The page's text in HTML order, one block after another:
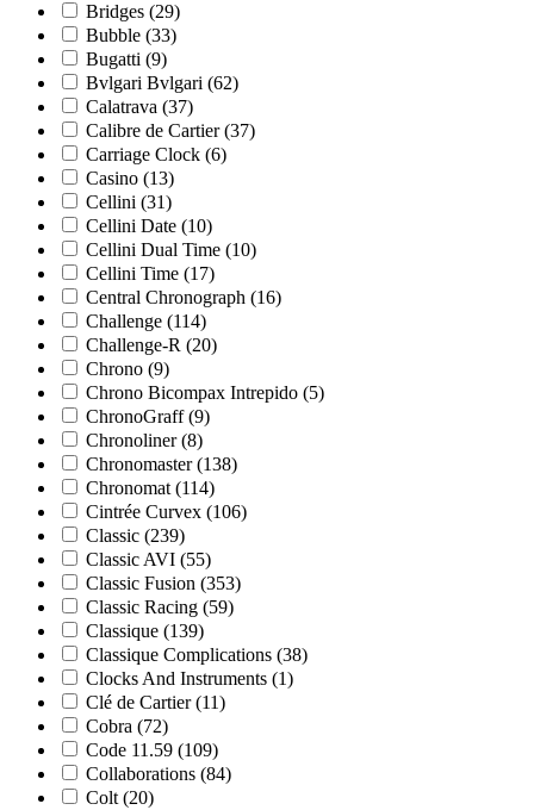
Bridges (29)
Bubble (33)
Bugatti (9)
Bvlgari Bvlgari (62)
Calatrava (37)
Calibre de Cartier (37)
Carriage Clock (6)
Casino (13)
Cellini (31)
Cellini Date (10)
Cellini Dual Time (10)
Cellini Time (17)
Central Chronograph (16)
Challenge (114)
Challenge-R (20)
Chrono (9)
Chrono Bicompax Intrepido (5)
ChronoGraff (9)
Chronoliner (8)
Chronomaster (138)
Chronomat (114)
Cintrée Curvex (106)
Classic (239)
Classic AVI (55)
Classic Fusion (353)
Classic Racing (59)
Classique (139)
Classique Complications (38)
Clocks And Instruments (1)
Clé de Cartier (11)
Cobra (72)
Code 11.59 (109)
Collaborations (84)
Colt (20)